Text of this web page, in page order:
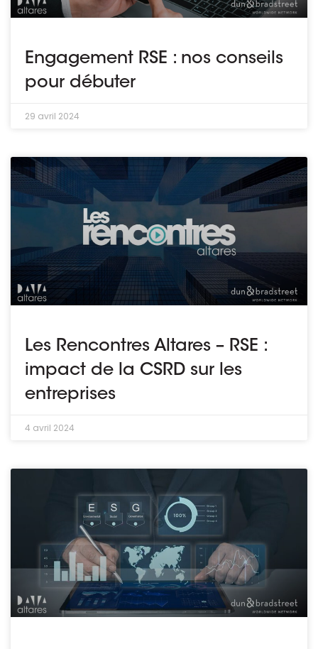
Engagement RSE : nos conseils
pour débuter
29 avril 2024
Les Rencontres Altares – RSE :
impact de la CSRD sur les
entreprises
4 avril 2024